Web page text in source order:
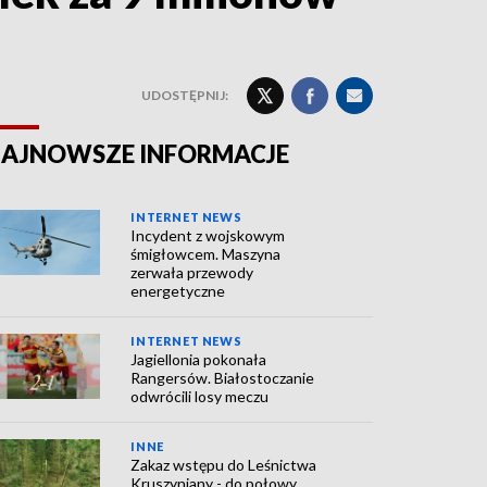
UDOSTĘPNIJ:
INFORMACJE
INTERNET NEWS
Incydent z wojskowym
śmigłowcem. Maszyna
zerwała przewody
energetyczne
INTERNET NEWS
Jagiellonia pokonała
Rangersów. Białostoczanie
odwrócili losy meczu
INNE
Zakaz wstępu do Leśnictwa
Kruszyniany - do połowy